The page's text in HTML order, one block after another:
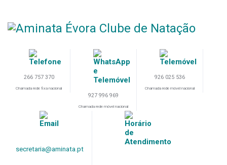
266 757 370
Chamada rede fixa nacional
927 996 969
Chamada rede móvel nacional
926 025 536
Chamada rede móvel nacional
secretaria@aminata.pt